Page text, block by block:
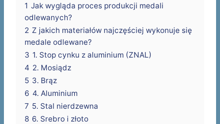
1 Jak wygląda proces produkcji medali
odlewanych?
2 Z jakich materiałów najczęściej wykonuje się
medale odlewane?
3 1. Stop cynku z aluminium (ZNAL)
4 2. Mosiądz
5 3. Brąz
6 4. Aluminium
7 5. Stal nierdzewna
8 6. Srebro i złoto